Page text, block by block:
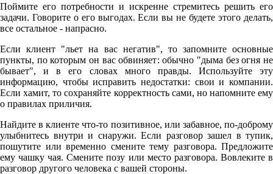
Поймите его потребности и искренне стремитесь решить его
задачи. Говорите о его выгодах. Если вы не будете этого делать,
все остальное - напрасно.
Если клиент "льет на вас негатив", то запомните основные
пункты, по которым он вас обвиняет: обычно "дыма без огня не
бывает", и в его словах много правды. Используйте эту
информацию, чтобы исправить недостатки: свои и компании.
Если хамит, то сохраняйте корректность сами, но напомните ему
о правилах приличия.
Найдите в клиенте что-то позитивное, или забавное, по-доброму
улыбнитесь внутри и снаружи. Если разговор зашел в тупик,
пошутите или временно смените тему разговора. Предложите
ему чашку чая. Смените позу или место разговора. Вовлеките в
разговор другого человека с вашей стороны.